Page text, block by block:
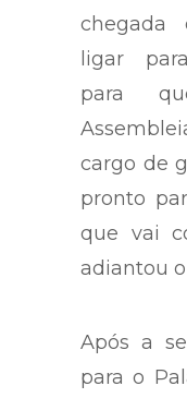
chegada
ligar
para
cargo de
pronto
que vai
adiantou
Após a
para o